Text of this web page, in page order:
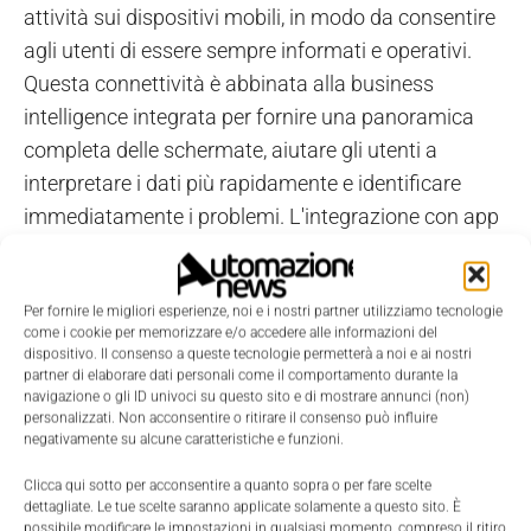
Per fornire le migliori esperienze, noi e i nostri partner utilizziamo tecnologie
come i cookie per memorizzare e/o accedere alle informazioni del
dispositivo. Il consenso a queste tecnologie permetterà a noi e ai nostri
partner di elaborare dati personali come il comportamento durante la
navigazione o gli ID univoci su questo sito e di mostrare annunci (non)
personalizzati. Non acconsentire o ritirare il consenso può influire
negativamente su alcune caratteristiche e funzioni.
Clicca qui sotto per acconsentire a quanto sopra o per fare scelte
dettagliate. Le tue scelte saranno applicate solamente a questo sito. È
attività sui dispositivi mobili, in modo da consentire
agli utenti di essere sempre informati e operativi.
Questa connettività è abbinata alla business
intelligence integrata per fornire una panoramica
completa delle schermate, aiutare gli utenti a
interpretare i dati più rapidamente e identificare
immediatamente i problemi. L'integrazione con app
quali Skype e FaceTime consente inoltre agli utenti
di Infor Road Warrior di migliorare la collaborazione
e la comunicazione con i propri clienti. Infor Ion
ActivityDeck contribuisce alla risoluzione di
problemi critici che si verificano quando gli utenti
sono in viaggio e non hanno completa visibilità delle
problematiche in atto. Simile a Twitter nel
funzionamento, Ion ActivityDeck consente di
rimanere connessi al back-office per poter lavorare e